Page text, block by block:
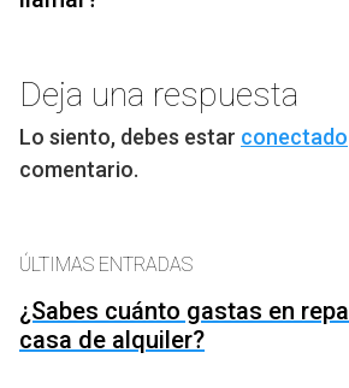
Deja una respuesta
Lo siento, debes estar conectado
comentario.
ÚLTIMAS ENTRADAS
¿Sabes cuánto gastas en
casa de alquiler?